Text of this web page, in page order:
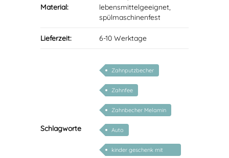
Material:
lebensmittelgeeignet,
spülmaschinenfest
Lieferzeit: 6-10 Werktage
Schlagworte
Zahnputzbecher
Zahnfee
Zahnbecher Melamin
Auto
kinder geschenk mit